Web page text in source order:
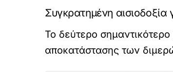
Συγκρατημένη αισιοδοξία
Το δεύτερο
αποκατάστασης των